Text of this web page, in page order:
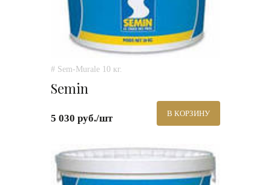
# Sem-Murale 10 кг.
Semin
5 030 руб./шт В КОРЗИНУ